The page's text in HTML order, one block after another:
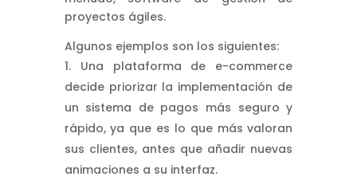
proyectos ágiles.
Algunos ejemplos son los siguientes:
Una plataforma de e-commerce
decide priorizar la implementación de
un sistema de pagos más seguro y
rápido, ya que es lo que más valoran
sus clientes, antes que añadir nuevas
animaciones a su interfaz.